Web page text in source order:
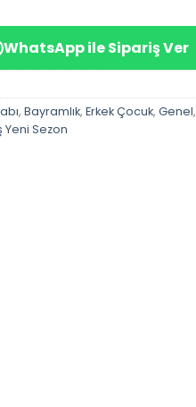
WhatsApp ile Sipariş Ver
, Bayramlık, Erkek Çocuk, Genel,
Yeni Sezon